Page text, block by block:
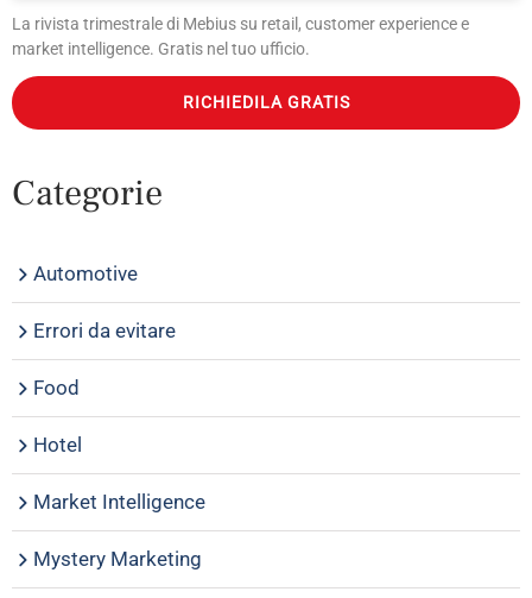
La rivista trimestrale di Mebius su retail, customer experience e
market intelligence. Gratis nel tuo ufficio.
RICHIEDILA GRATIS
Categorie
Automotive
Errori da evitare
Food
Hotel
Market Intelligence
Mystery Marketing